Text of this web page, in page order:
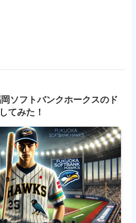
岡ソフトバンクホークスのド
てみた！